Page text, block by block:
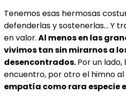
Tenemos esas hermosas
defenderlas y sostenerlas… Y
en valor.Al menos en las
vivimos tan sin mirarnos a
desencontrados.Por un
encuentro, por otro el himno al
empatía como rara especie